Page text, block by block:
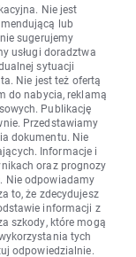
Nie jest
lub
sugerujemy
usługi doradztwa
sytuacji
Nie jest też ofertą
do nabycia, reklamą
Publikację
Przedstawiamy
dokumentu. Nie
Informacje i
oraz prognozy
Nie odpowiadamy
to, że zdecydujesz
informacji z
szkody, które mogą
tych
odpowiedzialnie.